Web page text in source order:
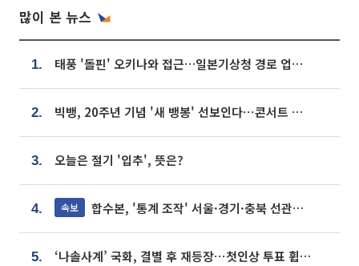
많이 본 뉴스
1. 태풍 '돌핀' 오키나와 접근…일본기상청 경로 업데이트
2. 빅뱅, 20주년 기념 '새 뱅봉' 선보인다⋯콘서트 앞두고 팝업 개최
3. 오늘은 절기 '입추', 뜻은?
4. 속보 합수본, '통계 조작' 서울·경기·충북 선관위 등 추가 압수수색
5. ‘나솔사계’ 국화, 결별 후 재등장⋯첫인상 투표 휩쓸고 ‘인기녀’ 등극